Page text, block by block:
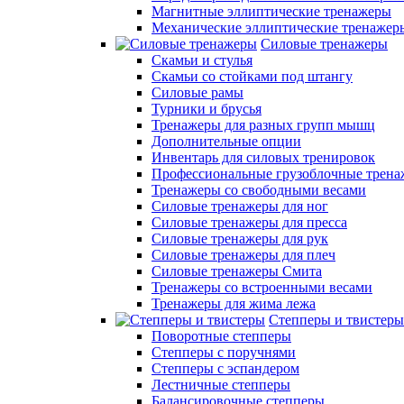
Магнитные эллиптические тренажеры
Механические эллиптические
Силовые тренажеры
Скамьи и стулья
Скамьи со стойками под штангу
Силовые рамы
Турники и брусья
Тренажеры для разных групп мышц
Дополнительные опции
Инвентарь для силовых тренировок
Профессиональные грузоблочные
Тренажеры со свободными весами
Силовые тренажеры для ног
Силовые тренажеры для пресса
Силовые тренажеры для рук
Силовые тренажеры для плеч
Силовые тренажеры Смита
Тренажеры со встроенными весами
Тренажеры для жима лежа
Степперы и твистеры
Поворотные степперы
Степперы с поручнями
Степперы с эспандером
Лестничные степперы
Балансировочные степперы